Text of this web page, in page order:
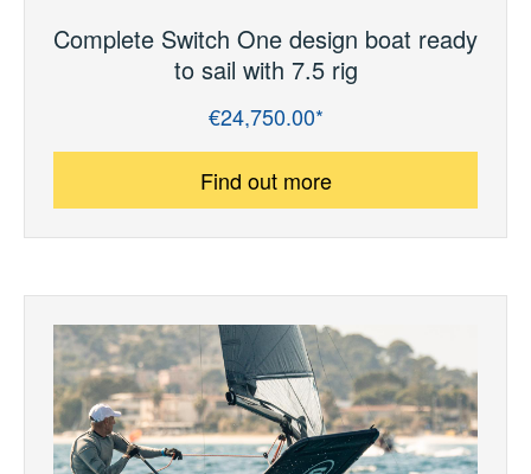
Complete Switch One design boat ready
to sail with 7.5 rig
€24,750.00*
Find out more